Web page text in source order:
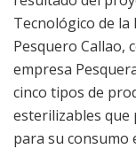
Tecnológico de la
Pesquero Callao,
empresa
cinco tipos de
esterilizables
para su consumo